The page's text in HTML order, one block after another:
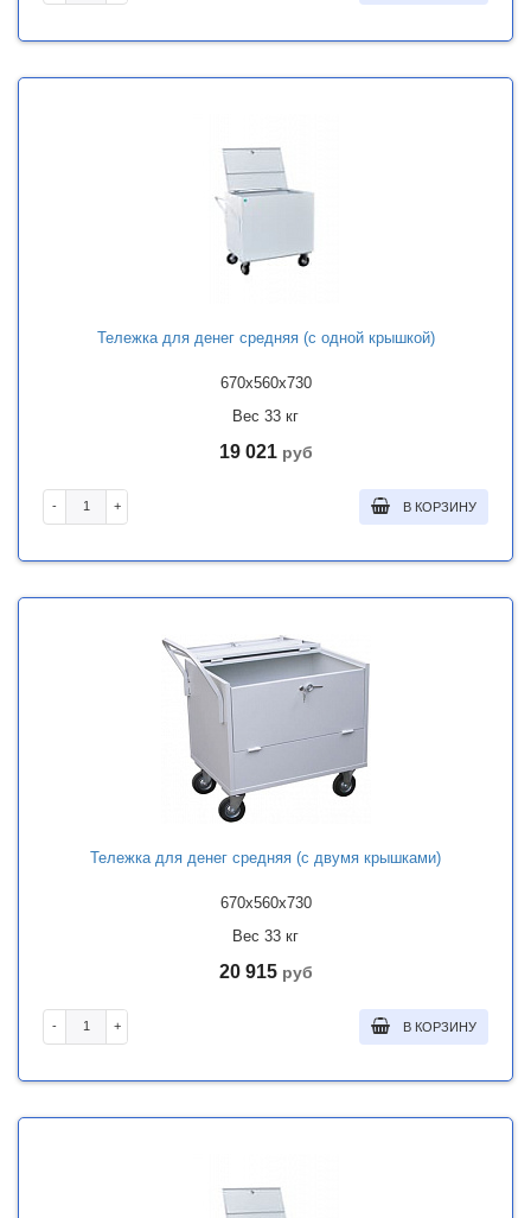
Тележка для денег средняя (с одной крышкой)
670x560x730
Вес 33 кг
19 021 руб
- + В КОРЗИНУ
Тележка для денег средняя (с двумя крышками)
670x560x730
Вес 33 кг
20 915 руб
- + В КОРЗИНУ